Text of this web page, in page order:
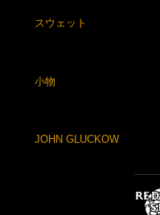
スウェット
小物
JOHN GLUCKOW